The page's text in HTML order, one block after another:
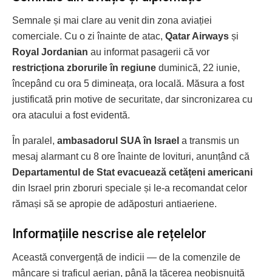
Semnale și mai clare au venit din zona aviației
comerciale. Cu o zi înainte de atac, Qatar Airways și
Royal Jordanian au informat pasagerii că vor
restricționa zborurile în regiune duminică, 22 iunie,
începând cu ora 5 dimineața, ora locală. Măsura a fost
justificată prin motive de securitate, dar sincronizarea cu
ora atacului a fost evidentă.
În paralel, ambasadorul SUA în Israel a transmis un
mesaj alarmant cu 8 ore înainte de lovituri, anunțând că
Departamentul de Stat evacuează cetățeni americani
din Israel prin zboruri speciale și le-a recomandat celor
rămași să se apropie de adăposturi antiaeriene.
Informațiile nescrise ale rețelelor
Această convergență de indicii — de la comenzile de
mâncare și traficul aerian, până la tăcerea neobișnuită